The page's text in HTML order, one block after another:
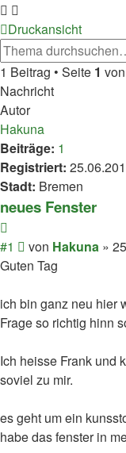
Druckansicht
1 Beitrag • Seite 1 von
Nachricht
Autor
Hakuna
Beiträge: 1
Registriert:
Stadt: Bremen
neues Fenster
#1
Beitrag
von Hakuna »
Guten Tag
ich bin ganz neu hier
Frage so richtig hinn
Ich heisse Frank und
soviel zu mir.
es geht um ein
habe das fenster in